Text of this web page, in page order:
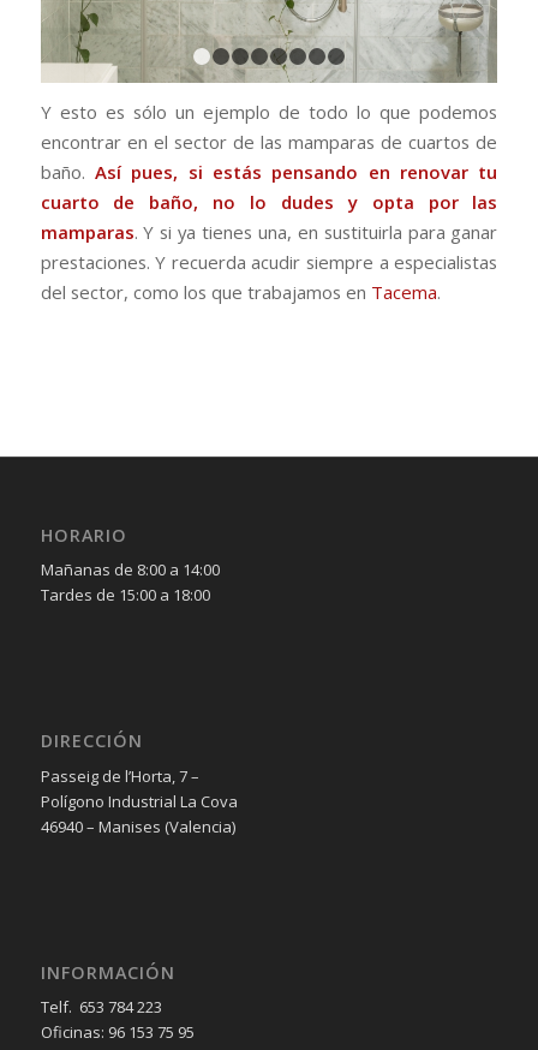
1 2 3 4 5 6 7 8
Y esto es sólo un ejemplo de todo lo que podemos
encontrar en el sector de las mamparas de cuartos de
baño. Así pues, si estás pensando en renovar tu
cuarto de baño, no lo dudes y opta por las
mamparas. Y si ya tienes una, en sustituirla para ganar
prestaciones. Y recuerda acudir siempre a especialistas
del sector, como los que trabajamos en Tacema.
HORARIO
Mañanas de 8:00 a 14:00
Tardes de 15:00 a 18:00
DIRECCIÓN
Passeig de l’Horta, 7 –
Polígono Industrial La Cova
46940 – Manises (Valencia)
INFORMACIÓN
Telf. 653 784 223
Oficinas: 96 153 75 95